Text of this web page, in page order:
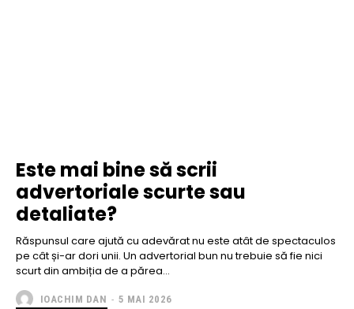
Este mai bine să scrii
advertoriale scurte sau
detaliate?
Răspunsul care ajută cu adevărat nu este atât de spectaculos
pe cât și-ar dori unii. Un advertorial bun nu trebuie să fie nici
scurt din ambiția de a părea...
IOACHIM DAN - 5 MAI 2026